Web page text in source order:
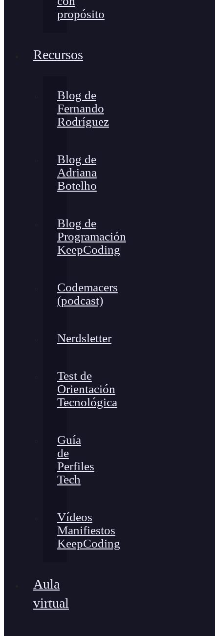
propósito
Recursos
Blog de
Fernando
Rodríguez
Blog de
Adriana
Botelho
Blog de
Programación
KeepCoding
Codemacers
(podcast)
Nerdsletter
Test de
Orientación
Tecnológica
Guía
de
Perfiles
Tech
Vídeos
Manifiestos
KeepCoding
Aula
virtual